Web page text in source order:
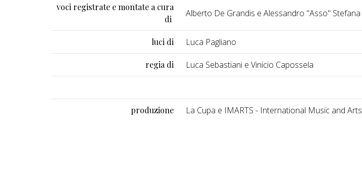
voci registrate e montate a cura
di
Alberto De Grandis e Alessandro "Asso" Stefana
luci di Luca Pagliano
regia di Luca Sebastiani e Vinicio Capossela
produzione La Cupa e IMARTS - International Music and Arts